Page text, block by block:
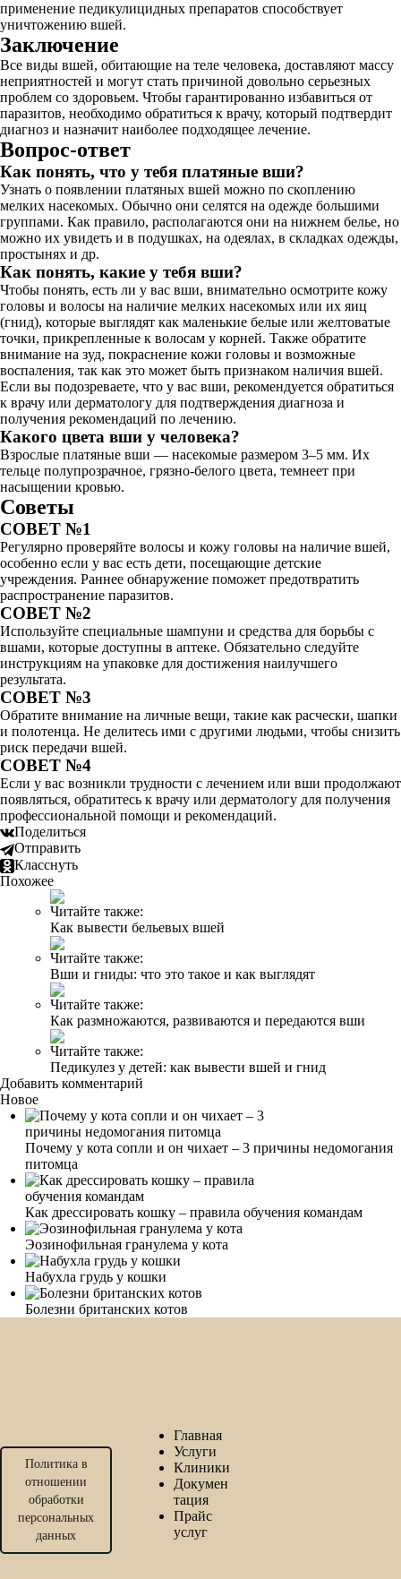
применение педикулицидных препаратов способствует
уничтожению вшей.
Заключение
Все виды вшей, обитающие на теле человека, доставляют массу
неприятностей и могут стать причиной довольно серьезных
проблем со здоровьем. Чтобы гарантированно избавиться от
паразитов, необходимо обратиться к врачу, который подтвердит
диагноз и назначит наиболее подходящее лечение.
Вопрос-ответ
Как понять, что у тебя платяные вши?
Узнать о появлении платяных вшей можно по скоплению
мелких насекомых. Обычно они селятся на одежде большими
группами. Как правило, располагаются они на нижнем белье, но
можно их увидеть и в подушках, на одеялах, в складках одежды,
простынях и др.
Как понять, какие у тебя вши?
Чтобы понять, есть ли у вас вши, внимательно осмотрите кожу
головы и волосы на наличие мелких насекомых или их яиц
(гнид), которые выглядят как маленькие белые или желтоватые
точки, прикрепленные к волосам у корней. Также обратите
внимание на зуд, покраснение кожи головы и возможные
воспаления, так как это может быть признаком наличия вшей.
Если вы подозреваете, что у вас вши, рекомендуется обратиться
к врачу или дерматологу для подтверждения диагноза и
получения рекомендаций по лечению.
Какого цвета вши у человека?
Взрослые платяные вши — насекомые размером 3–5 мм. Их
тельце полупрозрачное, грязно-белого цвета, темнеет при
насыщении кровью.
Советы
СОВЕТ №1
Регулярно проверяйте волосы и кожу головы на наличие вшей,
особенно если у вас есть дети, посещающие детские
учреждения. Раннее обнаружение поможет предотвратить
распространение паразитов.
СОВЕТ №2
Используйте специальные шампуни и средства для борьбы с
вшами, которые доступны в аптеке. Обязательно следуйте
инструкциям на упаковке для достижения наилучшего
результата.
СОВЕТ №3
Обратите внимание на личные вещи, такие как расчески, шапки
и полотенца. Не делитесь ими с другими людьми, чтобы снизить
риск передачи вшей.
СОВЕТ №4
Если у вас возникли трудности с лечением или вши продолжают
появляться, обратитесь к врачу или дерматологу для получения
профессиональной помощи и рекомендаций.
Поделиться
Отправить
Класснуть
Похожее
Читайте также:
Как вывести бельевых вшей
Читайте также:
Вши и гниды: что это такое и как выглядят
Читайте также:
Как размножаются, развиваются и передаются вши
Читайте также:
Педикулез у детей: как вывести вшей и гнид
Добавить комментарий
Новое
Почему у кота сопли и он чихает – 3 причины недомогания
питомца
Как дрессировать кошку – правила обучения командам
Эозинофильная гранулема у кота
Набухла грудь у кошки
Болезни британских котов
Политика в
отношении
обработки
персональных
данных
Главная
Услуги
Клиники
Докумен
тация
Прайс
услуг